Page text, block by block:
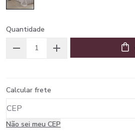
Quantidade
Calcular frete
Não sei meu CEP